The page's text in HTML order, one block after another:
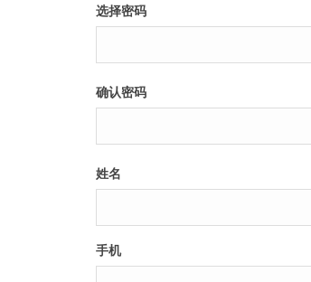
选择密码
确认密码
姓名
手机